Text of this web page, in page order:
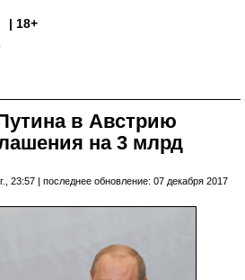
| 18+
в Австрию
на 3 млрд
23:57 | последнее обновление: 07 декабря 2017